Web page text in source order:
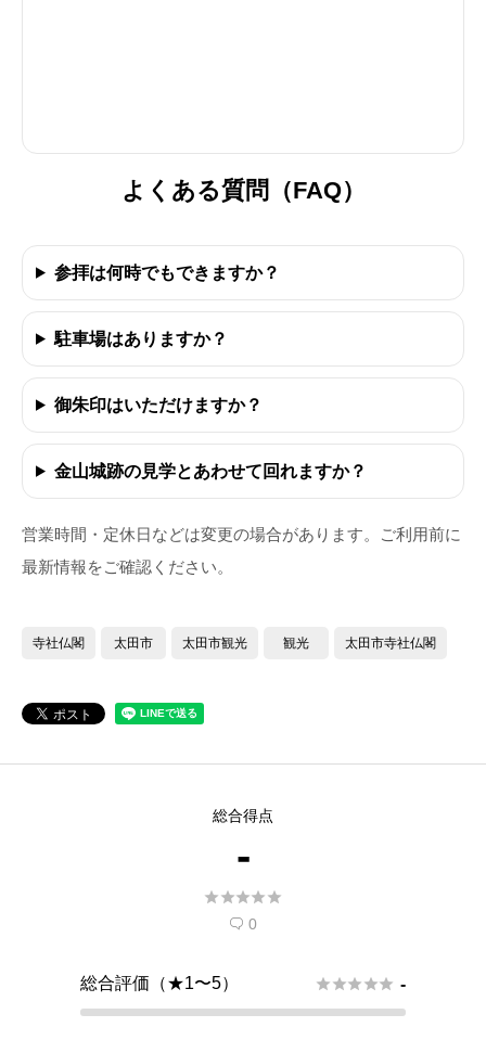
よくある質問（FAQ）
参拝は何時でもできますか？
駐車場はありますか？
御朱印はいただけますか？
金山城跡の見学とあわせて回れますか？
営業時間・定休日などは変更の場合があります。ご利用前に
最新情報をご確認ください。
寺社仏閣 太田市 太田市観光 観光 太田市寺社仏閣
総合得点
-

 0
総合評価（★1〜5）  -